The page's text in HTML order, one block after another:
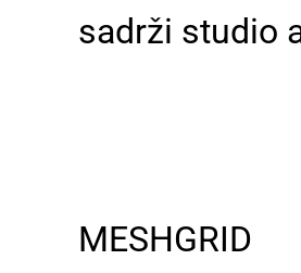
sadrži studio
MESHGRID